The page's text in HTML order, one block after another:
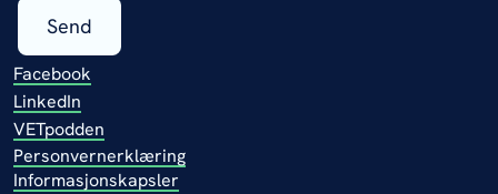
Send
Facebook
LinkedIn
VETpodden
Personvernerklæring
Informasjonskapsler